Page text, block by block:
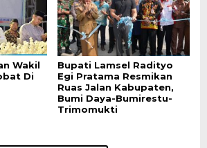
Wakil
Di
Bupati Lamsel Radityo
Egi Pratama Resmikan
Ruas Jalan Kabupaten,
Bumi Daya-Bumirestu-
Trimomukti